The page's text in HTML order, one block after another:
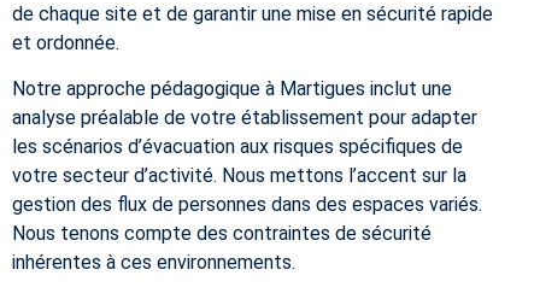
de chaque site et de garantir une mise en sécurité rapide
et ordonnée.
Notre approche pédagogique à Martigues inclut une
analyse préalable de votre établissement pour adapter
les scénarios d’évacuation aux risques spécifiques de
votre secteur d’activité. Nous mettons l’accent sur la
gestion des flux de personnes dans des espaces variés.
Nous tenons compte des contraintes de sécurité
inhérentes à ces environnements.